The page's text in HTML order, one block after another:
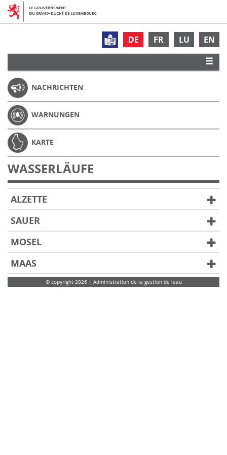
DE FR LU EN
NACHRICHTEN
WARNUNGEN
KARTE
WASSERLÄUFE
ALZETTE
SAUER
MOSEL
MAAS
© copyright 2026 | Administration de la gestion de leau